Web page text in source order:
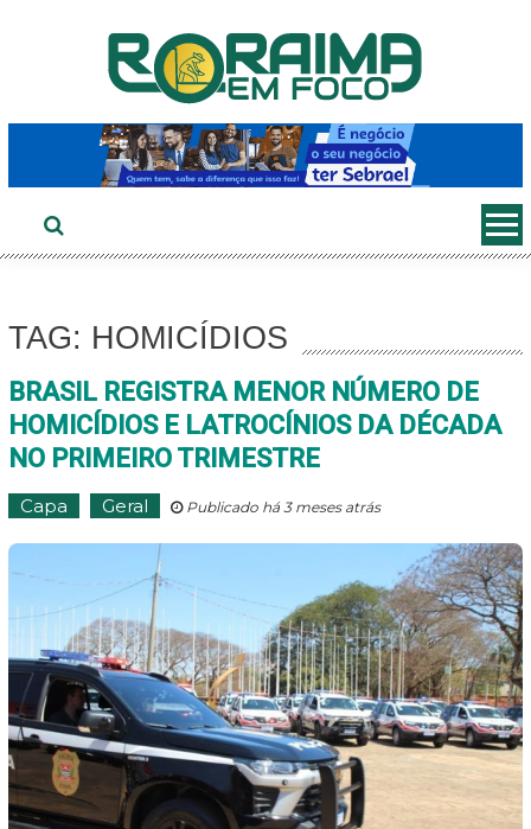
TAG: HOMICÍDIOS
BRASIL REGISTRA MENOR NÚMERO DE
HOMICÍDIOS E LATROCÍNIOS DA DÉCADA
NO PRIMEIRO TRIMESTRE
Capa Geral Publicado há 3 meses atrás